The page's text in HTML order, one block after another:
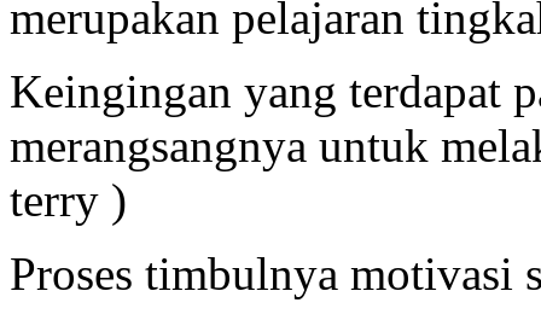
merupakan pelajaran
Keingingan yang terdapat
merangsangnya untuk
terry )
Proses timbulnya motivasi